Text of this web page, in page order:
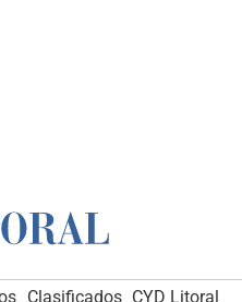
Clasificados CYD Litoral